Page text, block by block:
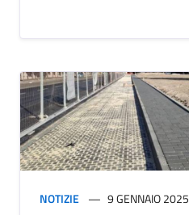
NOTIZIE 9 GENNAIO 2025